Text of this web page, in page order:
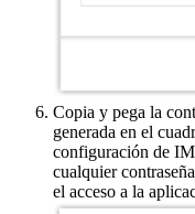
Copia y pega la
generada en el
configuración de
cualquier
el acceso a la